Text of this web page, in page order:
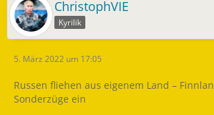
ChristophVIE
Kyrilik
5. März 2022 um 17:05
Russen fliehen aus eigenem Land –
Sonderzüge ein